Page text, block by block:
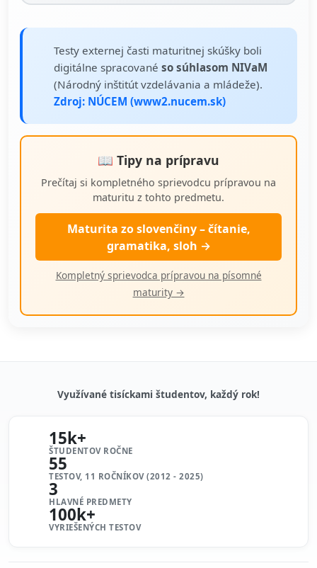
Testy externej časti maturitnej skúšky boli
digitálne spracované so súhlasom NIVaM
(Národný inštitút vzdelávania a mládeže).
Zdroj: NÚCEM (www2.nucem.sk)
📖 Tipy na prípravu
Prečítaj si kompletného sprievodcu prípravou na
maturitu z tohto predmetu.
Maturita zo slovenčiny – čítanie,
gramatika, sloh →
Kompletný sprievodca prípravou na písomné
maturity →
Využívané tisíckami študentov, každý rok!
15k+
ŠTUDENTOV ROČNE
55
TESTOV, 11 ROČNÍKOV (2012 - 2025)
3
HLAVNÉ PREDMETY
100k+
VYRIEŠENÝCH TESTOV